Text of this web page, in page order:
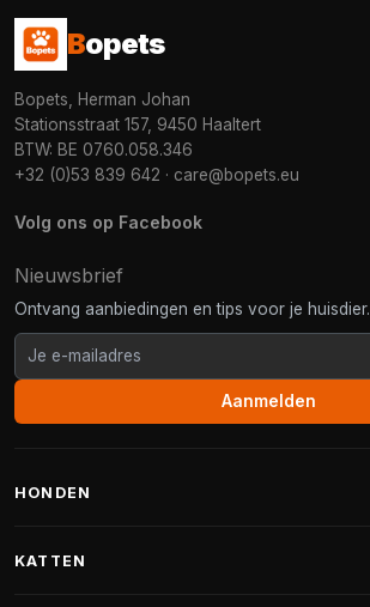
Bopets
Bopets, Herman Johan
Stationsstraat 157, 9450 Haaltert
BTW: BE 0760.058.346
+32 (0)53 839 642 · care@bopets.eu
Volg ons op Facebook
Nieuwsbrief
Ontvang aanbiedingen en tips voor je huisdier.
Aanmelden
HONDEN
KATTEN